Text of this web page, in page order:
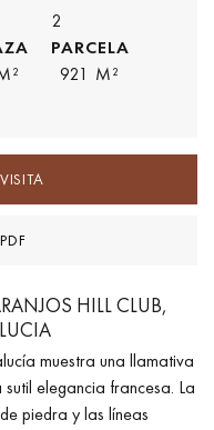
2
PARCELA
921 M²
HILL CLUB,
muestra una llamativa
elegancia francesa. La
piedra y las líneas